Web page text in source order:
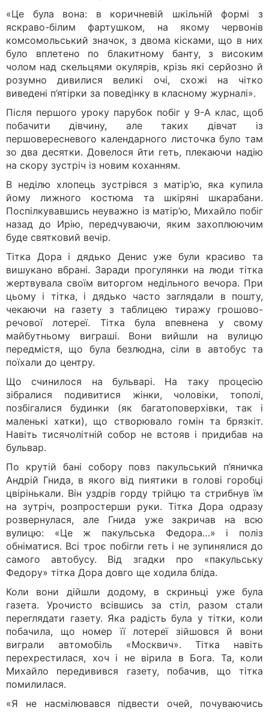
«Це була вона: в коричневій шкільній формі з
яскраво-білим фартушком, на якому червонів
комсомольський значок, з двома кісками, що в них
було вплетено по блакитному банту, з високим
чолом над скельцями окулярів, крізь які серйозно й
розумно дивилися великі очі, схожі на чітко
виведені п’ятірки за поведінку в класному журналі».
Після першого уроку парубок побіг у 9-А клас, щоб
побачити дівчину, але таких дівчат із
першовересневого календарного листочка було там
зо два десятки. Довелося йти геть, плекаючи надію
на скору зустріч із новим коханням.
В неділю хлопець зустрівся з матір’ю, яка купила
йому лижного костюма та шкіряні шкарабани.
Поспілкувавшись неуважно із матір’ю, Михайло побіг
назад до Ирію, передчуваючи, яким захоплюючим
буде святковий вечір.
Тітка Дора і дядько Денис уже були красиво та
вишукано вбрані. Заради прогулянки на люди тітка
жертвувала своїм виторгом недільного вечора. При
цьому і тітка, і дядько часто заглядали в пошту,
чекаючи на газету з таблицею тиражу грошово-
речової лотереї. Тітка була впевнена у свому
майбутньому виграші. Вони вийшли на вулицю
передмістя, що була безлюдна, сіли в автобус та
поїхали до центру.
Що счинилося на бульварі. На таку процесію
зібралися подивитися жінки, чоловіки, тополі,
позбігалися будинки (як багатоповерхівки, так і
маленькі хатки), що створювало гомін та брязкіт.
Навіть тисячолітній собор не встояв і придибав на
бульвар.
По крутій бані собору повз пакульський п’яничка
Андрій Гнида, в якого від пиятики в голові горобці
цвірінькали. Він уздрів горду трійцю та стрибнув їм
на зутріч, розпростерши руки. Тітка Дора одразу
розвернулася, але Гнида уже закричав на всю
вулицю: «Це ж пакульська Федора…» і поліз
обніматися. Всі троє побігли геть і не зупинялися до
самого автобусу. Від згадки про «пакульську
Федору» тітка Дора довго ще ходила бліда.
Коли вони дійшли додому, в скриньці уже була
газета. Урочисто всівшись за стіл, разом стали
переглядати газету. Яка радість була у тітки, коли
побачила, що номер її лотереї зійшовся й вони
виграли автомобіль «Москвич». Тітка навіть
перехрестилася, хоч і не вірила в Бога. Та, коли
Михайло передивився газету, побачив, що тітка
помилилася.
«Я не насмілювався підвести очей, почуваючись